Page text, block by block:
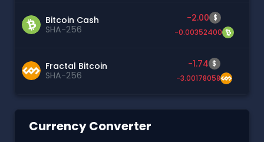
Bitcoin Cash
SHA-256
-2.00 $
-0.00352400
Fractal Bitcoin
SHA-256
-1.74 $
-3.00178058
Currency Converter